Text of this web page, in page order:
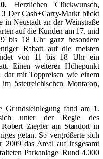
Herzlichen Glückwunsch,
Der Cash+Carry-Markt blickt
in Neustadt an der Weinstraße
auf die Kunden am 17. und
bis 18 Uhr ganz besondere
Rabatt auf die meisten
von 11 bis 18 Uhr ein
Einen weiteren Höhepunkt
dar mit Toppreisen wie einem
österreichischen Montafon,
fand am 1.
unter der Regie des
Robert Ziegler am Standort in
getan. So vergrößerte sich
2009 das Areal auf insgesamt
Parkanlage. Rund 4.000